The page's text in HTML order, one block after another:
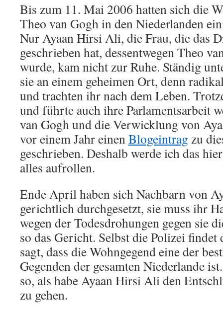
Bis zum 11. Mai 2006 hatten sich die
Theo van Gogh in den Niederlanden
Nur Ayaan Hirsi Ali, die Frau, die das
geschrieben hat, dessentwegen Theo
wurde, kam nicht zur Ruhe. Ständig
sie an einem geheimen Ort, denn
und trachten ihr nach dem Leben.
und führte auch ihre Parlamentsarbeit
van Gogh und die Verwicklung von
vor einem Jahr einenBlogeintrag zu
geschrieben. Deshalb werde ich das
alles aufrollen.
Ende April haben sich Nachbarn von
gerichtlich durchgesetzt, sie muss ihr
wegen der Todesdrohungen gegen sie
so das Gericht. Selbst die Polizei findet
sagt, dass die Wohngegend eine der
Gegenden der gesamten Niederlande
so, als habe Ayaan Hirsi Ali den
zu gehen.